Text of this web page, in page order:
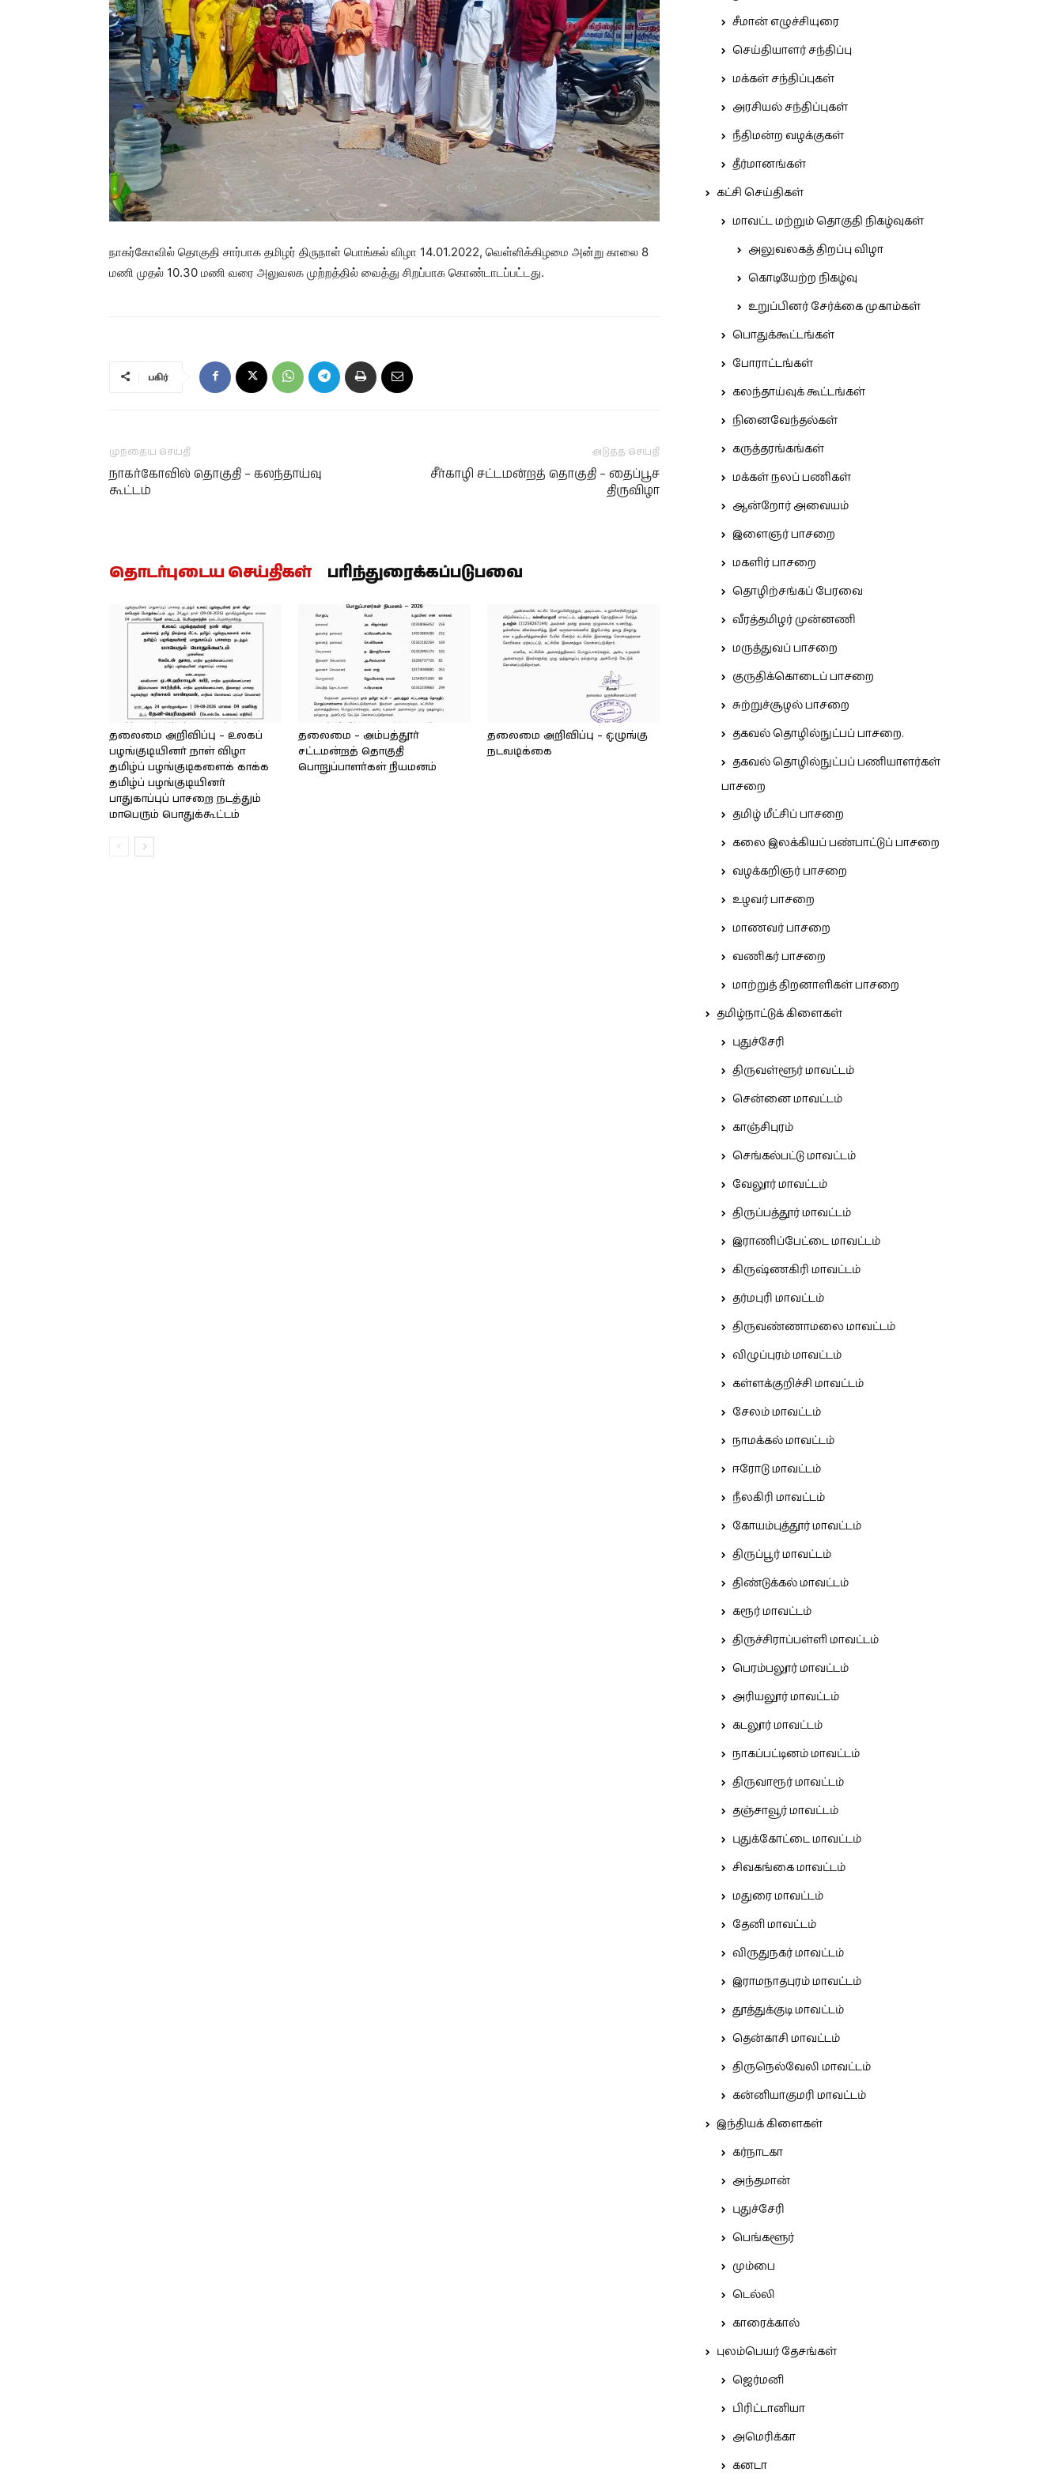
நாகர்கோவில் தொகுதி சார்பாக தமிழர் திருநாள் பொங்கல் விழா 14.01.2022, வெள்ளிக்கிழமை அன்று காலை 8
மணி முதல் 10.30 மணி வரை அலுவலக முற்றத்தில் வைத்து சிறப்பாக கொண்டாடப்பட்டது.
பகிர்
முந்தைய செய்தி
நாகர்கோவில் தொகுதி – கலந்தாய்வு
கூட்டம்
அடுத்த செய்தி
சீர்காழி சட்டமன்றத் தொகுதி – தைப்பூச
திருவிழா
தொடர்புடைய செய்திகள் பரிந்துரைக்கப்படுபவை
தலைமை அறிவிப்பு – உலகப்
பழங்குடியினர் நாள் விழா
தமிழ்ப் பழங்குடிகளைக் காக்க
தமிழ்ப் பழங்குடியினர்
பாதுகாப்புப் பாசறை நடத்தும்
மாபெரும் பொதுக்கூட்டம்
தலைமை – அம்பத்தூர்
சட்டமன்றத் தொகுதி
பொறுப்பாளர்கள் நியமனம்
தலைமை அறிவிப்பு – ஒழுங்கு
நடவடிக்கை
சீமான் எழுச்சியுரை
செய்தியாளர் சந்திப்பு
மக்கள் சந்திப்புகள்
அரசியல் சந்திப்புகள்
நீதிமன்ற வழக்குகள்
தீர்மானங்கள்
கட்சி செய்திகள்
மாவட்ட மற்றும் தொகுதி நிகழ்வுகள்
அலுவலகத் திறப்பு விழா
கொடியேற்ற நிகழ்வு
உறுப்பினர் சேர்க்கை முகாம்கள்
பொதுக்கூட்டங்கள்
போராட்டங்கள்
கலந்தாய்வுக் கூட்டங்கள்
நினைவேந்தல்கள்
கருத்தரங்கங்கள்
மக்கள் நலப் பணிகள்
ஆன்றோர் அவையம்
இளைஞர் பாசறை
மகளிர் பாசறை
தொழிற்சங்கப் பேரவை
வீரத்தமிழர் முன்னணி
மருத்துவப் பாசறை
குருதிக்கொடைப் பாசறை
சுற்றுச்சூழல் பாசறை
தகவல் தொழில்நுட்பப் பாசறை.
தகவல் தொழில்நுட்பப் பணியாளர்கள்
பாசறை
தமிழ் மீட்சிப் பாசறை
கலை இலக்கியப் பண்பாட்டுப் பாசறை
வழக்கறிஞர் பாசறை
உழவர் பாசறை
மாணவர் பாசறை
வணிகர் பாசறை
மாற்றுத் திறனாளிகள் பாசறை
தமிழ்நாட்டுக் கிளைகள்
புதுச்சேரி
திருவள்ளூர் மாவட்டம்
சென்னை மாவட்டம்
காஞ்சிபுரம்
செங்கல்பட்டு மாவட்டம்
வேலூர் மாவட்டம்
திருப்பத்தூர் மாவட்டம்
இராணிப்பேட்டை மாவட்டம்
கிருஷ்ணகிரி மாவட்டம்
தர்மபுரி மாவட்டம்
திருவண்ணாமலை மாவட்டம்
விழுப்புரம் மாவட்டம்
கள்ளக்குறிச்சி மாவட்டம்
சேலம் மாவட்டம்
நாமக்கல் மாவட்டம்
ஈரோடு மாவட்டம்
நீலகிரி மாவட்டம்
கோயம்புத்தூர் மாவட்டம்
திருப்பூர் மாவட்டம்
திண்டுக்கல் மாவட்டம்
கரூர் மாவட்டம்
திருச்சிராப்பள்ளி மாவட்டம்
பெரம்பலூர் மாவட்டம்
அரியலூர் மாவட்டம்
கடலூர் மாவட்டம்
நாகப்பட்டினம் மாவட்டம்
திருவாரூர் மாவட்டம்
தஞ்சாவூர் மாவட்டம்
புதுக்கோட்டை மாவட்டம்
சிவகங்கை மாவட்டம்
மதுரை மாவட்டம்
தேனி மாவட்டம்
விருதுநகர் மாவட்டம்
இராமநாதபுரம் மாவட்டம்
தூத்துக்குடி மாவட்டம்
தென்காசி மாவட்டம்
திருநெல்வேலி மாவட்டம்
கன்னியாகுமரி மாவட்டம்
இந்தியக் கிளைகள்
கர்நாடகா
அந்தமான்
புதுச்சேரி
பெங்களூர்
மும்பை
டெல்லி
காரைக்கால்
புலம்பெயர் தேசங்கள்
ஜெர்மனி
பிரிட்டானியா
அமெரிக்கா
கனடா